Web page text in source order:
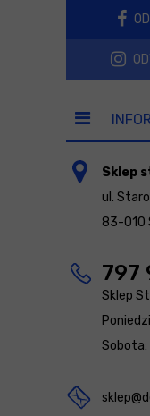
Sklep
ul.
83-010
797
Sklep
Sobota: